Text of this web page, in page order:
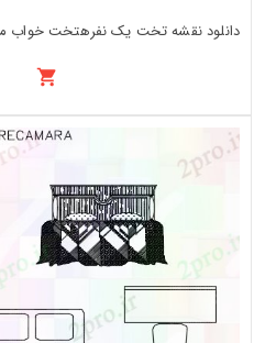
دانلود نقشه تخت یک نفرهتخت خواب